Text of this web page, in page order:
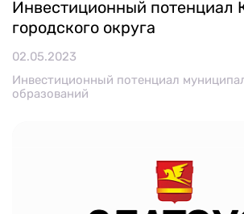
Инвестиционный потенциал
городского округа
02.05.2023
Инвестиционный потенциал
образований